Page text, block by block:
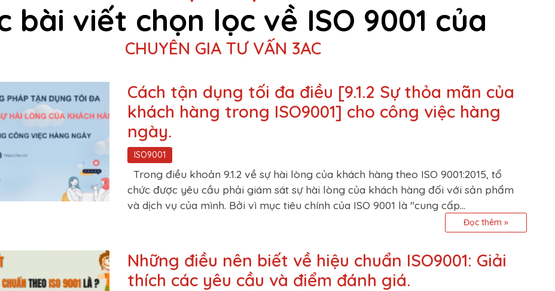
bài viết chọn lọc về ISO 9001 của
CHUYÊN GIA TƯ VẤN 3AC
Cách tận dụng tối đa điều [9.1.2 Sự thỏa mãn của
khách hàng trong ISO9001] cho công việc hàng
ngày.
ISO9001
Trong điều khoản 9.1.2 về sự hài lòng của khách hàng theo ISO 9001:2015, tổ
chức được yêu cầu phải giám sát sự hài lòng của khách hàng đối với sản phẩm
và dịch vụ của mình. Bởi vì mục tiêu chính của ISO 9001 là "cung cấp...
Đọc thêm »
Những điều nên biết về hiệu chuẩn ISO9001: Giải
thích các yêu cầu và điểm đánh giá.